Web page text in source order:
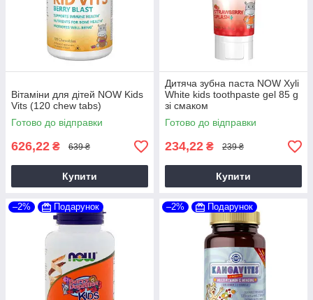
Вітаміни для дітей NOW Kids
Vits (120 chew tabs)
Готово до відправки
626,22 ₴ 639 ₴
Купити
Дитяча зубна паста NOW Xyli
White kids toothpaste gel 85 g
зі смаком
Готово до відправки
234,22 ₴ 239 ₴
Купити
–2% Подарунок –2% Подарунок